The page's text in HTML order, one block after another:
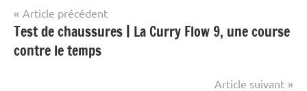
Navigation
de
l’article
Article précédent
Test de chaussures | La Curry Flow 9, une course
contre le temps
Article suivant